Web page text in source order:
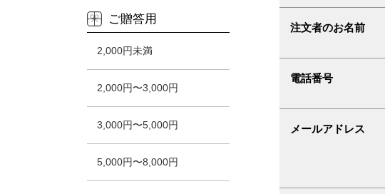
注文者のお名前
電話番号
メールアドレス
ご贈答用
2,000円未満
2,000円〜3,000円
3,000円〜5,000円
5,000円〜8,000円